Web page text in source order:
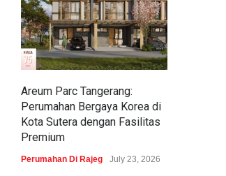
Areum Parc Tangerang:
Perumahan Bergaya Korea di
Kota Sutera dengan Fasilitas
Premium
Perumahan Di Rajeg July 23, 2026